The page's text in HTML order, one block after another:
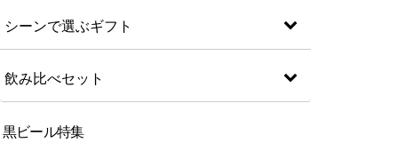
シーンで選ぶギフト
飲み比べセット
黒ビール特集